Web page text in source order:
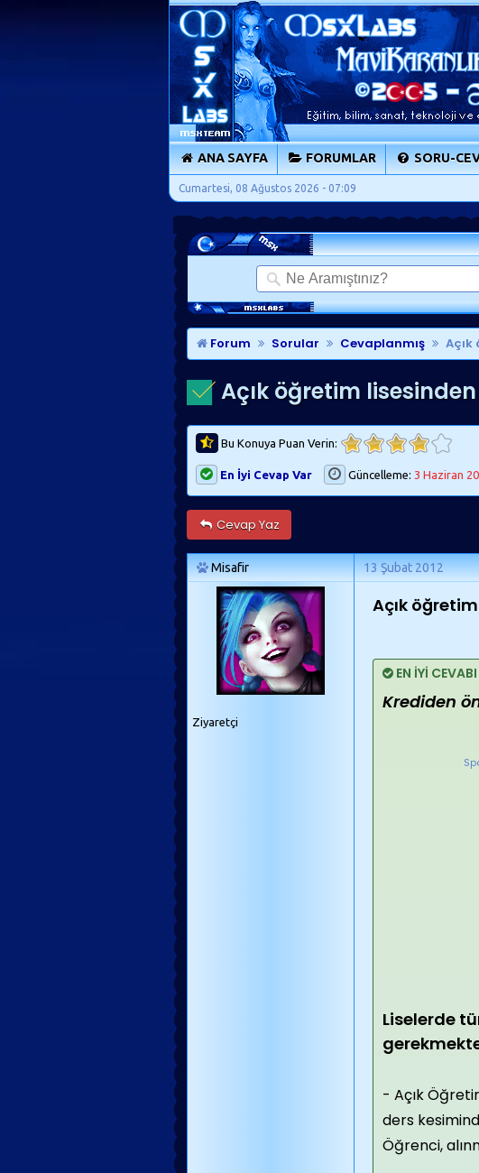
ANA SAYFA FORUMLAR SORU-
Cumartesi, 08 Ağustos 2026 - 07:09
Forum Sorular Cevaplanmış
Açık öğretim
Bu Konuya Puan Verin:
En İyi Cevap Var Güncelleme: 3 Haziran
Cevap Yaz
Misafir 13 Şubat 2012
Ziyaretçi
Açık
EN İYİ CEVABI
Krediden
Liselerde
- Açık
ders
Öğrenci,